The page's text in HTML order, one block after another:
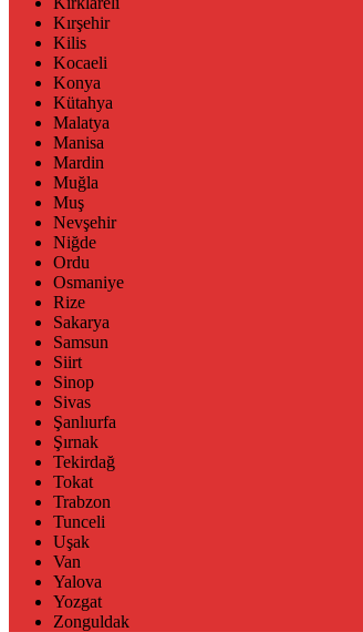
Kırşehir
Kilis
Kocaeli
Konya
Kütahya
Malatya
Manisa
Mardin
Muğla
Muş
Nevşehir
Niğde
Ordu
Osmaniye
Rize
Sakarya
Samsun
Siirt
Sinop
Sivas
Şanlıurfa
Şırnak
Tekirdağ
Tokat
Trabzon
Tunceli
Uşak
Van
Yalova
Yozgat
Zonguldak